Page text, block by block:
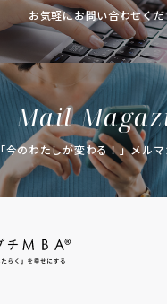
お気軽にお問い合わせく
Mail
「今のわたしが変わる！」メル